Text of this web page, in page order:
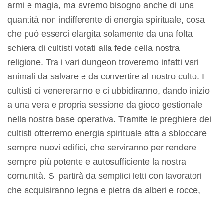
armi e magia, ma avremo bisogno anche di una
quantità non indifferente di energia spirituale, cosa
che può esserci elargita solamente da una folta
schiera di cultisti votati alla fede della nostra
religione. Tra i vari dungeon troveremo infatti vari
animali da salvare e da convertire al nostro culto. I
cultisti ci venereranno e ci ubbidiranno, dando inizio
a una vera e propria sessione da gioco gestionale
nella nostra base operativa. Tramite le preghiere dei
cultisti otterremo energia spirituale atta a sbloccare
sempre nuovi edifici, che serviranno per rendere
sempre più potente e autosufficiente la nostra
comunità. Si partirà da semplici letti con lavoratori
che acquisiranno legna e pietra da alberi e rocce,